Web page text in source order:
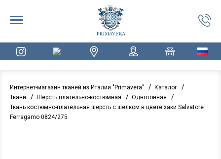
Интернет-магазин тканей из Италии "Primavera" / Каталог /
Ткани / Шерсть плательно-костюмная / Однотонная /
Ткань костюмно-плательная шерсть с шелком в цвете хаки Salvatore
Ferragamo 0824/275